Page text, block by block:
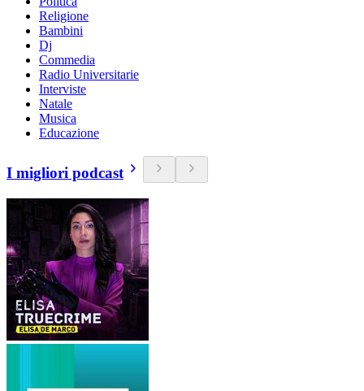
Religione
Bambini
Dj
Commedia
Radio Universitarie
Interviste
Natale
Musica
Educazione
I migliori podcast